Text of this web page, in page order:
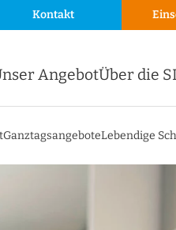
Kontakt
AngebotÜber die
GanztagsangeboteLebendige